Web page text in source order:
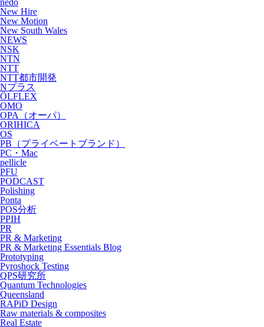
nedo
New Hire
New Motion
New South Wales
NEWS
NSK
NTN
NTT
NTT都市開発
Nプラス
ÖLFLEX
OMO
OPA（オーパ）
ORIHICA
OS
PB（プライベートブランド）
PC・Mac
pellicle
PFU
PODCAST
Polishing
Ponta
POS分析
PPIH
PR
PR & Marketing
PR & Marketing Essentials Blog
Prototyping
Pyroshock Testing
QPS研究所
Quantum Technologies
Queensland
RAPiD Design
Raw materials & composites
Real Estate